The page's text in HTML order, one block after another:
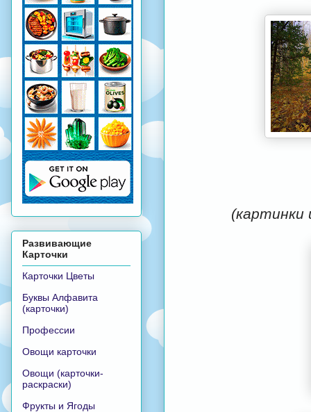
(картинки
Развивающие
Карточки
Карточки Цветы
Буквы Алфавита
(карточки)
Профессии
Овощи карточки
Овощи (карточки-
раскраски)
Фрукты и Ягоды